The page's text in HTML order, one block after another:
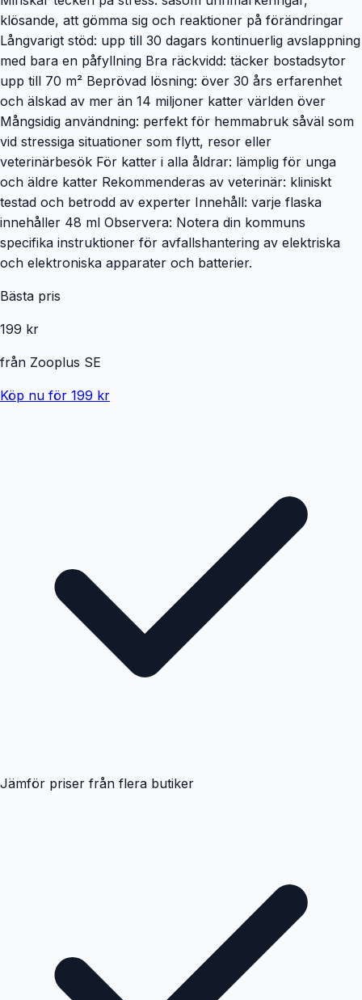
klösande, att gömma sig och reaktioner på förändringar
Långvarigt stöd: upp till 30 dagars kontinuerlig avslappning
med bara en påfyllning Bra räckvidd: täcker bostadsytor
upp till 70 m² Beprövad lösning: över 30 års erfarenhet
och älskad av mer än 14 miljoner katter världen över
Mångsidig användning: perfekt för hemmabruk såväl som
vid stressiga situationer som flytt, resor eller
veterinärbesök För katter i alla åldrar: lämplig för unga
och äldre katter Rekommenderas av veterinär: kliniskt
testad och betrodd av experter Innehåll: varje flaska
innehåller 48 ml Observera: Notera din kommuns
specifika instruktioner för avfallshantering av elektriska
och elektroniska apparater och batterier.
Bästa pris
199 kr
från Zooplus SE
Köp nu för 199 kr
Jämför priser från flera butiker